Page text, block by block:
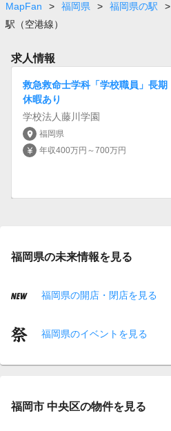
MapFan > 福岡県 > 福岡県の駅 >
駅（空港線）
求人情報
救急救命士学科「学校職員」長期
休暇あり
学校法人藤川学園
location_on 福岡県
currency_yen 年収400万円～700万円
福岡県の未来情報を見る
福岡県の開店・閉店を見る
福岡県のイベントを見る
福岡市 中央区の物件を見る